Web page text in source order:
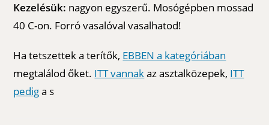
Kezelésük: nagyon egyszerű. Mosógépben mossad
40 C-on. Forró vasalóval vasalhatod!
Ha tetszettek a terítők, EBBEN a kategóriában
megtalálod őket. ITT vannakaz asztalközepek, ITT
pediga s